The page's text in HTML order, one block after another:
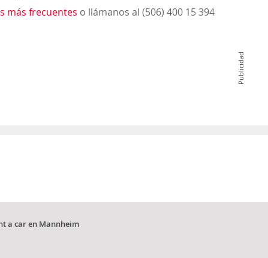
más frecuentes o llámanos al (506) 400 15 394
Publicidad
a car en Mannheim